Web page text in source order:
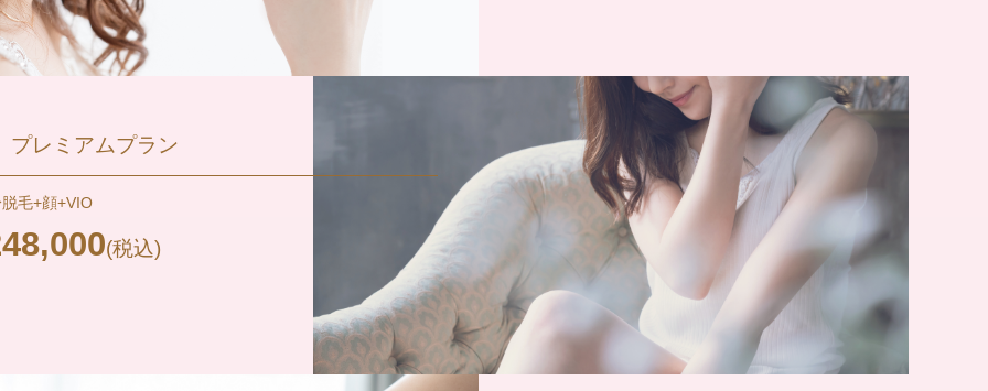
プレミアムプラン
毛+顔+VIO
(税込)